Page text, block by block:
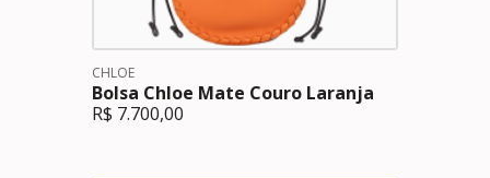
CHLOE
Bolsa Chloe Mate Couro Laranja
R$ 7.700,00